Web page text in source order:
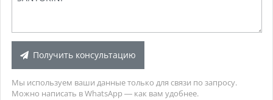
Получить консультацию
Мы используем ваши данные только для связи по запросу.
Можно написать в WhatsApp — как вам удобнее.